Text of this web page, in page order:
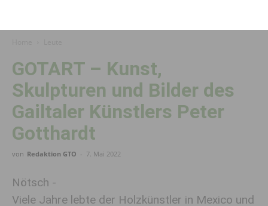
GOTART – Kunst,
Skulpturen und Bilder des
Gailtaler Künstlers Peter
Gotthardt
von Redaktion GTO - 7. Mai 2022
Nötsch -
Viele Jahre lebte der Holzkünstler in Mexico und